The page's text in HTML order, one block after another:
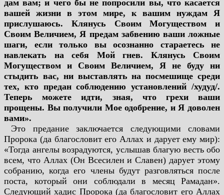
дам вам; и чего бы не попросили вы, что касается
вашей жизни в этом мире, к вашим нуждам Я
прислушаюсь. Клянусь Своим Могуществом и
Своим Величием, Я предам забвению ваши ложные
шаги, если только вы осознанно стараетесь не
навлекать на себя Мой гнев. Клянусь Своим
Могуществом и Своим Величием, Я не буду ни
стыдить вас, ни выставлять на посмешище среди
тех, кто предан соблюдению установлений /худуд/.
Теперь можете идти, зная, что грехи ваши
прощены. Вы получили Мое одобрение, и Я доволен
вами».
Это предание заключается следующими словами
Пророка (да благословит его Аллах и дарует ему мир):
«Тогда ангелы возрадуются, услышав благую весть обо
всем, что Аллах (Он Всесилен и Славен) дарует этому
собранию, когда его члены будут разговляться после
поста, который они соблюдали в месяц Рамадан».
Следующий хадис Пророка (да благословит его Аллах